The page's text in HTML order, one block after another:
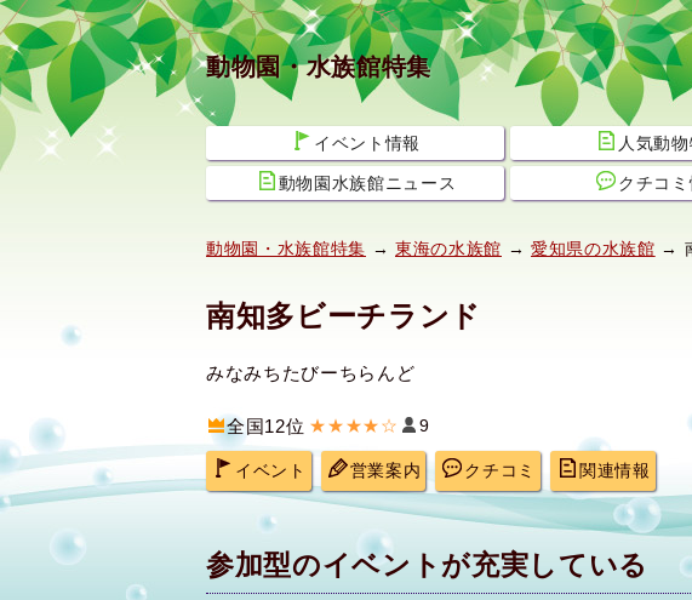
動物園・水族館特集
イベント情報 人気動
動物園水族館ニュース クチコミ
動物園・水族館特集 → 東海の水族館 → 愛知県の水族館 →
南知多ビーチランド
みなみちたびーちらんど
全国12位 ★★★★☆ 9
イベント 営業案内 クチコミ 関連情報
参加型のイベントが充実している